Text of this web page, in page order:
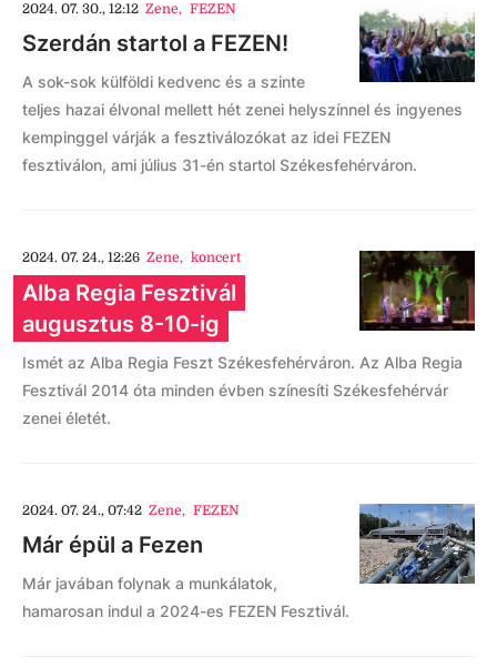
2024. 07. 30., 12:12 Zene, FEZEN
Szerdán startol a FEZEN!
A sok-sok külföldi kedvenc és a szinte
teljes hazai élvonal mellett hét zenei helyszínnel és ingyenes
kempinggel várják a fesztiválozókat az idei FEZEN
fesztiválon, ami július 31-én startol Székesfehérváron.
2024. 07. 24., 12:26 Zene, koncert
Alba Regia Fesztivál
augusztus 8-10-ig
Ismét az Alba Regia Feszt Székesfehérváron. Az Alba Regia
Fesztivál 2014 óta minden évben színesíti Székesfehérvár
zenei életét.
2024. 07. 24., 07:42 Zene, FEZEN
Már épül a Fezen
Már javában folynak a munkálatok,
hamarosan indul a 2024-es FEZEN Fesztivál.